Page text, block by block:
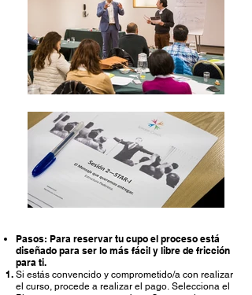
Pasos: Para reservar tu cupo el proceso está
diseñado para ser lo más fácil y libre de fricción
para ti.
Si estás convencido y comprometido/a con realizar
el curso, procede a realizar el pago.​ Selecciona el